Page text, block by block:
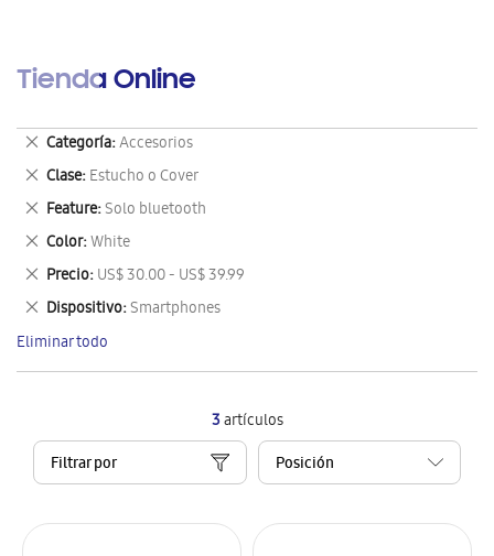
Tienda Online
3artículos
Filtrar por
Categoría Accesorios
Eliminar
este
artículo
Clase Estucho o Cover
Eliminar
este
artículo
Feature Solo bluetooth
Eliminar
este
artículo
Color White
Eliminar
este
artículo
Precio US$ 30.00 - US$ 39.99
Eliminar
este
artículo
Dispositivo Smartphones
Eliminar
este
artículo
Eliminar todo